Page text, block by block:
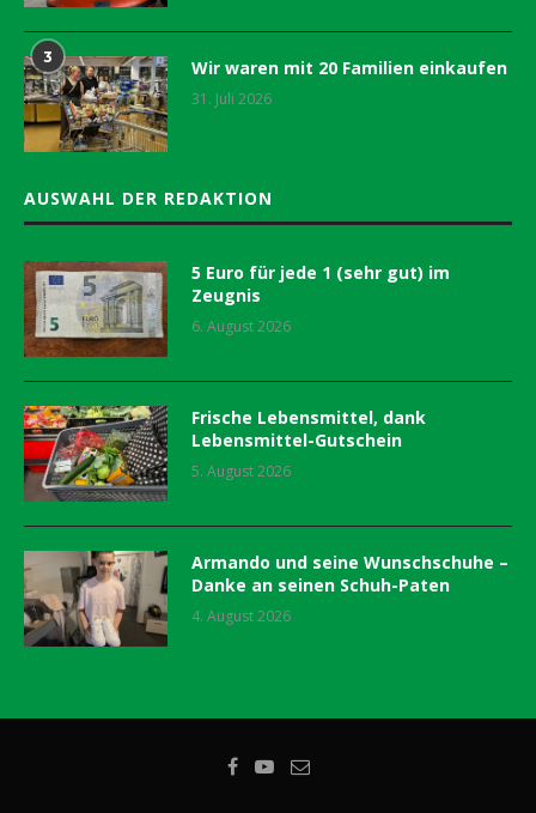
3 Wir waren mit 20 Familien einkaufen
31. Juli 2026
AUSWAHL DER REDAKTION
5 Euro für jede 1 (sehr gut) im
Zeugnis
6. August 2026
Frische Lebensmittel, dank
Lebensmittel-Gutschein
5. August 2026
Armando und seine Wunschschuhe –
Danke an seinen Schuh-Paten
4. August 2026